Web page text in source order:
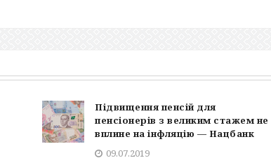
Підвищення пенсій для
пенсіонерів з великим стажем не
вплине на інфляцію — Нацбанк
09.07.2019